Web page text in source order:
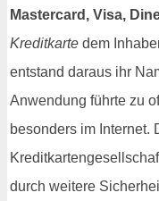
Mastercard, Visa,
Kreditkarte dem
entstand daraus ihr
Anwendung führte zu
besonders im Internet.
durch weitere